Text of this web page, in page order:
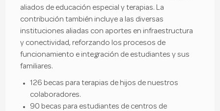
aliados de educación especial y terapias. La
contribución también incluye a las diversas
instituciones aliadas con aportes en infraestructura
y conectividad, reforzando los procesos de
funcionamiento e integración de estudiantes y sus
familiares.
126 becas para terapias de hijos de nuestros
colaboradores.
90 becas para estudiantes de centros de